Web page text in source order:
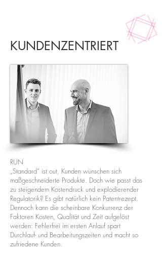
KUNDENZENTRIERT
RUN
„Standard“ ist out, Kunden wünschen sich
maßgeschneiderte Produkte. Doch wie passt das
zu steigendem Kostendruck und explodierender
Regulatorik? Es gibt natürlich kein Patentrezept.
Dennoch kann die scheinbare Konkurrenz der
Faktoren Kosten, Qualität und Zeit aufgelöst
werden: Fehlerfrei im ersten Anlauf spart
Durchlauf- und Bearbeitungszeiten und macht so
zufriedene Kunden.